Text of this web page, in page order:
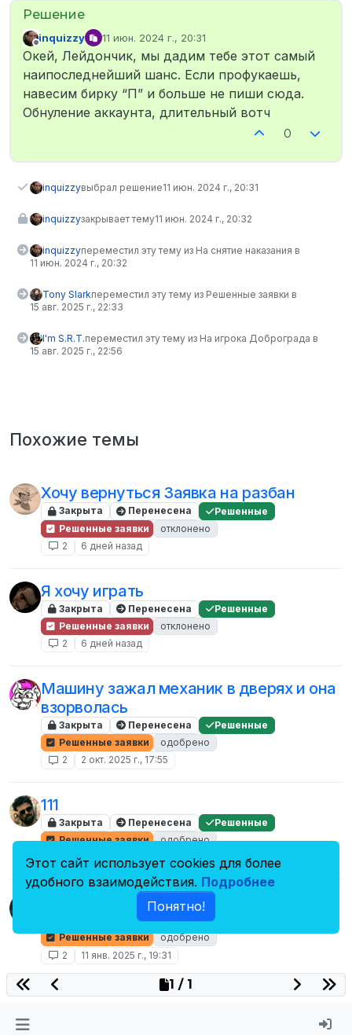
Не в сети
inquizzy 11 июн. 2024 г., 20:31
отредактировано
Окей, Лейдончик, мы дадим тебе этот самый
наипоследнейший шанс. Если профукаешь,
навесим бирку “П” и больше не пиши сюда.
Обнуление аккаунта, длительный вотч
0
inquizzyвыбрал решение11 июн. 2024 г., 20:31
inquizzyзакрывает тему11 июн. 2024 г., 20:32
inquizzyпереместил эту тему из На снятие наказания в
11 июн. 2024 г., 20:32
Tony Slarkпереместил эту тему из Решенные заявки в
15 авг. 2025 г., 22:33
I'm S.R.T.переместил эту тему из На игрока Доброграда в
15 авг. 2025 г., 22:56
Похожие темы
Хочу вернуться Заявка на разбан
Закрыта Перенесена
Решенные
Решенные заявки
отклонено
2
6 дней назад
Я хочу играть
Закрыта Перенесена
Решенные
Решенные заявки
отклонено
2
6 дней назад
Машину зажал механик в дверях и она
взорволась
Закрыта Перенесена
Решенные
Решенные заявки
одобрено
2
2 окт. 2025 г., 17:55
111
Закрыта Перенесена
Решенные
Решенные заявки
одобрено
Перчатки без коробки в подарок
Перенесена
Решенные
Решенные заявки
одобрено
2
11 янв. 2025 г., 19:31
1 / 1
Этот сайт использует cookies для более
удобного взаимодействия. Подробнее
Понятно!